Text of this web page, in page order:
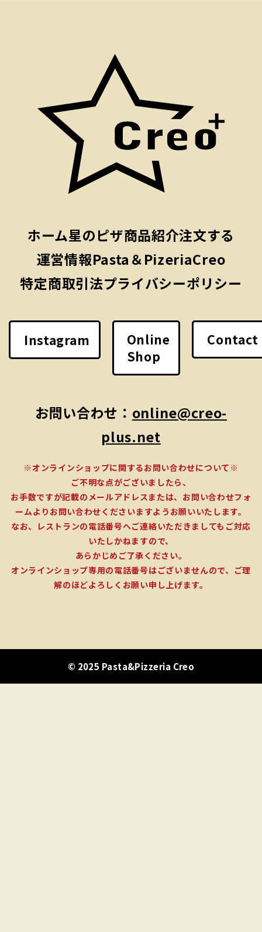
ホーム星のピザ商品紹介注文する
運営情報Pasta＆PizeriaCreo
特定商取引法プライバシーポリシー
Instagram
Online
Shop
Contact
お問い合わせ： online@creo-
plus.net
※オンラインショップに関するお問い合わせについて※
ご不明な点がございましたら、
お手数ですが記載のメールアドレスまたは、お問い合わせフォ
ームよりお問い合わせくださいますようお願いいたします。
なお、レストランの電話番号へご連絡いただきましてもご対応
いたしかねますので、
あらかじめご了承ください。
オンラインショップ専用の電話番号はございませんので、ご理
解のほどよろしくお願い申し上げます。
© 2025 Pasta&Pizzeria Creo